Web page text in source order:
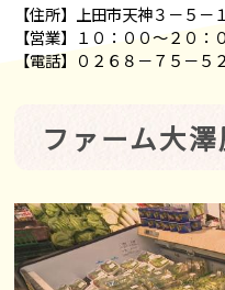
【住所】上田市天神３－５－１
【営業】１０：００～２０：
【電話】０２６８－７５－５
ファーム大